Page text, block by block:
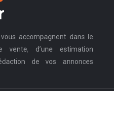
accompagnent dans le
vente, d’une estimation
de vos annonces